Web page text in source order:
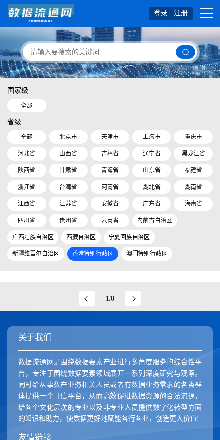
登录 注册
国家级
全部
省级
全部 北京市 天津市 上海市 重庆市
河北省 山西省 吉林省 辽宁省 黑龙江省
陕西省 甘肃省 青海省 山东省 福建省
浙江省 台湾省 河南省 湖北省 湖南省
江西省 江苏省 安徽省 广东省 海南省
四川省 贵州省 云南省 内蒙古自治区
广西壮族自治区 西藏自治区 宁夏回族自治区
新疆维吾尔自治区 香港特别行政区 澳门特别行政区
1/0
关于我们
数据流通网是围绕数据要素产业进行多角度服务的综合性平
台，专注于围绕数据要素领域展开一系列深度研究与观察。
同时给从事数产业务相关人员或者有数据业务需求的各类群
体提供一个可信平台，从而高效促进数据资源的合法流通，
给各个文化层次的专业以及非专业人员提供数字化转型方面
的知识和助力，使数据更好地赋能各行各业，创造更大价值!
友情链接